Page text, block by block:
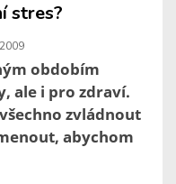
stres?
obdobím
ale i pro zdraví.
zvládnout
abychom